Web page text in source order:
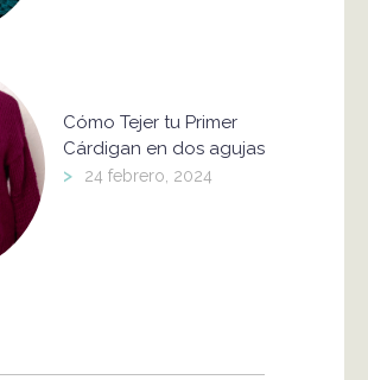
Cómo Tejer tu Primer
Cárdigan en dos agujas
> 24 febrero, 2024